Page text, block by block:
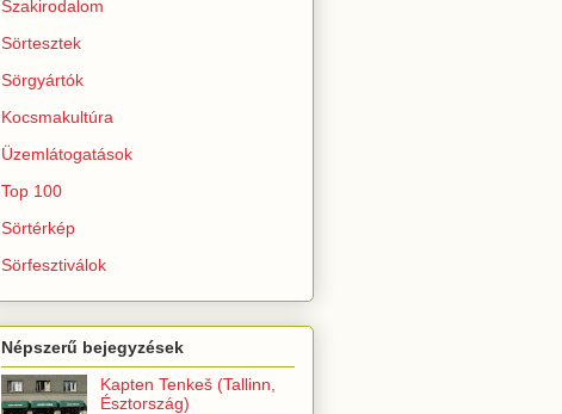
Szakirodalom
Sörtesztek
Sörgyártók
Kocsmakultúra
Üzemlátogatások
Top 100
Sörtérkép
Sörfesztiválok
Népszerű bejegyzések
Kapten Tenkeš (Tallinn,
Észtország)